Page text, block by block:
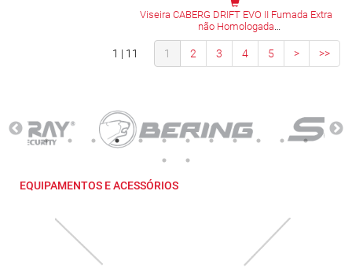
Viseira CABERG DRIFT EVO II Fumada Extra
não Homologada
1 | 11 1 2 3 4 5 > >>
EQUIPAMENTOS E ACESSÓRIOS